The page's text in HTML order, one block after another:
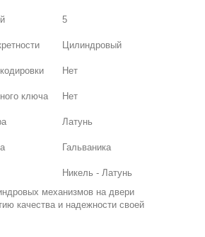
5
Цилиндровый
Нет
ключа Нет
Латунь
Гальваника
Никель - Латунь
механизмов на двери
качества и надежности своей